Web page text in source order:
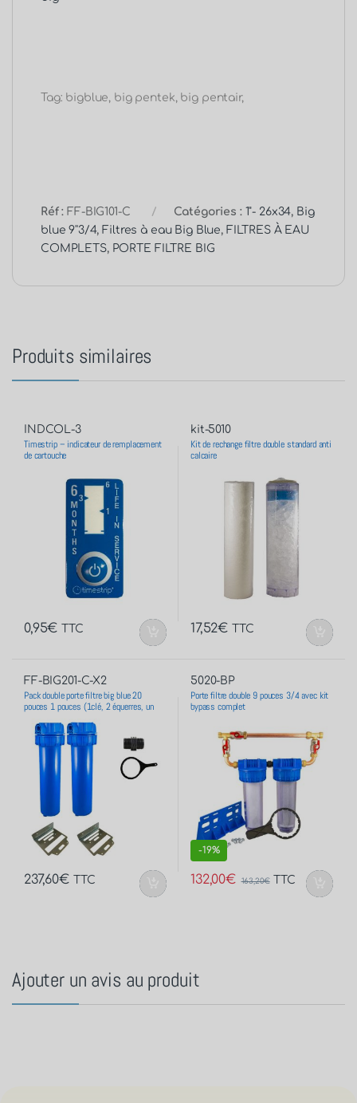
Tag: bigblue, big pentek, big pentair,
Réf : FF-BIG101-C Catégories : 1"- 26x34, Big
blue 9''3/4, Filtres à eau Big Blue, FILTRES À EAU
COMPLETS, PORTE FILTRE BIG
Produits similaires
INDCOL-3
Timestrip – indicateur de remplacement
de cartouche
0,95€ TTC
kit-5010
Kit de rechange filtre double standard anti
calcaire
17,52€ TTC
FF-BIG201-C-X2
Pack double porte filtre big blue 20
pouces 1 pouces (1clé, 2 équerres, un
237,60€ TTC
5020-BP
Porte filtre double 9 pouces 3/4 avec kit
bypass complet
-19%
132,00€ 163,20€ TTC
Ajouter un avis au produit